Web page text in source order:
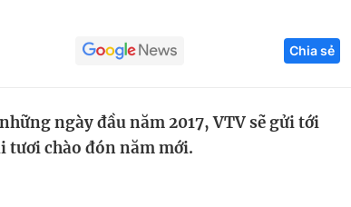
Tuyển sinh
Hitech Công
Thị trường
Chia sẻ
ngày đầu năm 2017, VTV sẽ gửi tới
tươi chào đón năm mới.